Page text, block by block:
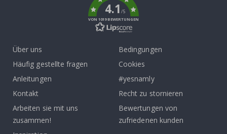
4.1/5
VON 1019 BEWERTUNGEN
Über uns
Häufig gestellte fragen
Anleitungen
Kontakt
Arbeiten sie mit uns
zusammen!
Bedingungen
Cookies
#yesnamly
Recht zu stornieren
Bewertungen von
zufriedenen kunden